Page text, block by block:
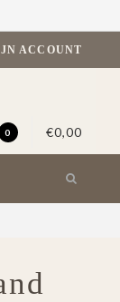
ACCOUNT
0 €0,00